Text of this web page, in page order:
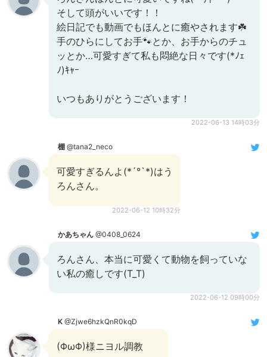
そして頭がいいです！！
絵日記でも動画でもほんとに癒やされます☘️
手のひらにしてお手🐾とか、お手からのチュ
ッとか…可愛すぎて私も悶絶な日々です(*ﾉｪ
ﾉ)ｷｬｰ
いつもありがとうございます！
2022-06-13 14時03分
棚 @tana2_neco
可愛すぎるんよ(*´°`*)はう
ろんさん。
2022-06-12 10時32分
かあちゃん @0408_0624
ろんさん、本当に可愛くて動物を飼っていな
い私の癒しです(T_T)
2022-06-12 09時00分
K @Zjwe6hzkQnR0kqD
(ΦωΦ)様ニヨル調教